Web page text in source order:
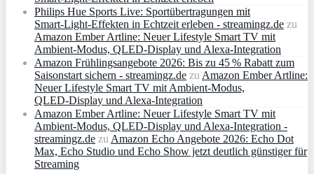
Philips Hue Sports Live: Sportübertragungen mit
Smart‑Light‑Effekten in Echtzeit erleben - streamingz.de zu
Amazon Ember Artline: Neuer Lifestyle Smart TV mit
Ambient‑Modus, QLED‑Display und Alexa‑Integration
Amazon Frühlingsangebote 2026: Bis zu 45 % Rabatt zum
Saisonstart sichern - streamingz.de zu Amazon Ember Artline:
Neuer Lifestyle Smart TV mit Ambient‑Modus,
QLED‑Display und Alexa‑Integration
Amazon Ember Artline: Neuer Lifestyle Smart TV mit
Ambient‑Modus, QLED‑Display und Alexa‑Integration -
streamingz.de zu Amazon Echo Angebote 2026: Echo Dot
Max, Echo Studio und Echo Show jetzt deutlich günstiger für
Streaming